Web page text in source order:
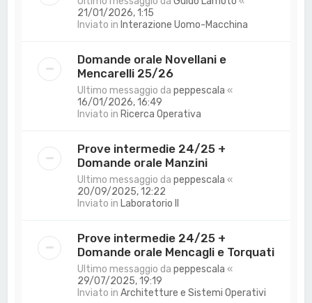
21/01/2026, 1:15
Inviato in Interazione Uomo-Macchina
Domande orale Novellani e
Mencarelli 25/26
Ultimo messaggio dapeppescala «
16/01/2026, 16:49
Inviato in Ricerca Operativa
Prove intermedie 24/25 +
Domande orale Manzini
Ultimo messaggio dapeppescala «
20/09/2025, 12:22
Inviato in Laboratorio II
Prove intermedie 24/25 +
Domande orale Mencagli e Torquati
Ultimo messaggio dapeppescala «
29/07/2025, 19:19
Inviato inArchitetture e Sistemi Operativi